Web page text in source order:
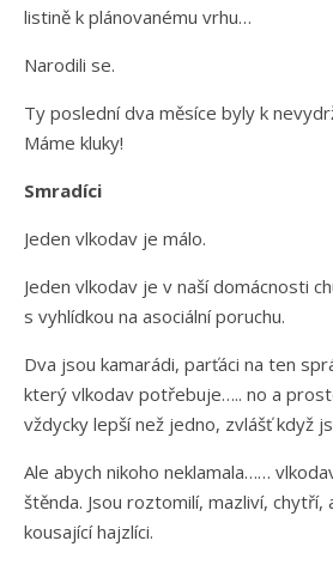
listině k plánovanému vrhu…
Narodili se.
Ty poslední dva měsíce byly k
Máme kluky!
Smradíci
Jeden vlkodav je málo.
Jeden vlkodav je v naší domácnosti
s vyhlídkou na asociální poruchu.
Dva jsou kamarádi, parťáci na ten
který vlkodav potřebuje….. no a
vždycky lepší než jedno, zvlášť když
Ale abych nikoho neklamala……
štěnda. Jsou roztomilí, mazliví, chytří,
kousající hajzlíci.